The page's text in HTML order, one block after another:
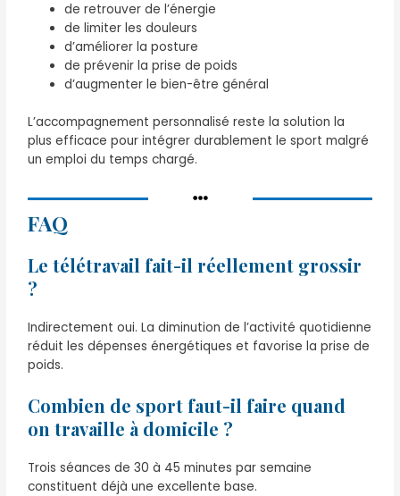
de retrouver de l’énergie
de limiter les douleurs
d’améliorer la posture
de prévenir la prise de poids
d’augmenter le bien-être général
L’accompagnement personnalisé reste la solution la
plus efficace pour intégrer durablement le sport malgré
un emploi du temps chargé.
FAQ
Le télétravail fait-il réellement grossir
?
Indirectement oui. La diminution de l’activité quotidienne
réduit les dépenses énergétiques et favorise la prise de
poids.
Combien de sport faut-il faire quand
on travaille à domicile ?
Trois séances de 30 à 45 minutes par semaine
constituent déjà une excellente base.